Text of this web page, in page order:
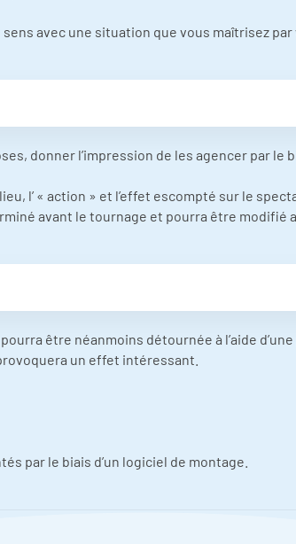
avec une situation que vous maîtrisez par
donner l’impression de les agencer par le
l’ « action » et l’effet escompté sur le
avant le tournage et pourra être modifié
être néanmoins détournée à l’aide d’une
un effet intéressant.
par le biais d’un logiciel de montage.